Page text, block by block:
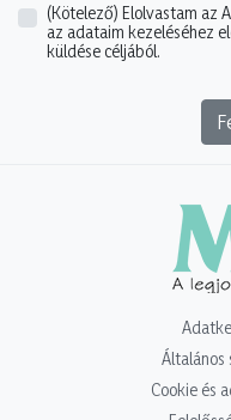
(Kötelező) Elolvastam az
az adataim kezeléséhez
küldése céljából.
Általános
Cookie és